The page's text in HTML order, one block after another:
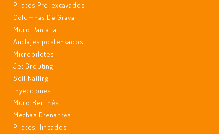
Pilotes Pre-excavados
Columnas De Grava
Muro Pantalla
Anclajes postensados
Micropilotes
Jet Grouting
Soil Nailing
Inyecciones
Muro Berlinés
Mechas Drenantes
Pilotes Hincados